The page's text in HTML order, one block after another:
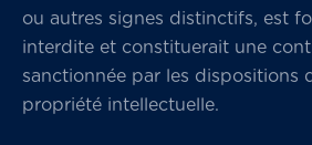
ou autres signes distinctifs, est
interdite et constituerait une
sanctionnée par les dispositions
propriété intellectuelle.